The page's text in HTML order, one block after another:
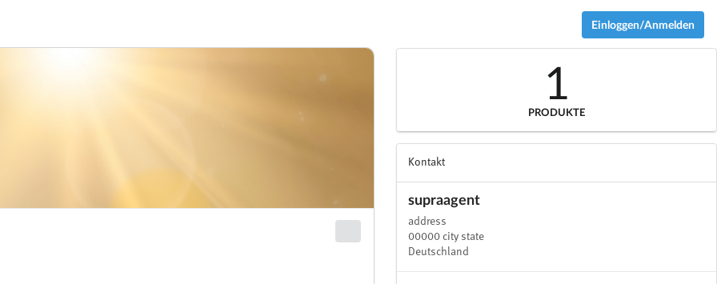
Einloggen/Anmelden
1
PRODUKTE
Kontakt
supraagent
address
00000 city state
Deutschland